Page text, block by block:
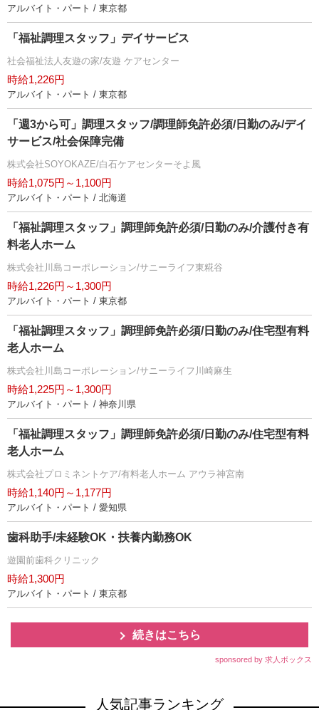
アルバイト・パート / 東京都
「福祉調理スタッフ」デイサービス
社会福祉法人友遊の家/友遊 ケアセンター
時給1,226円
アルバイト・パート / 東京都
「週3から可」調理スタッフ/調理師免許必須/日勤のみ/デイ
サービス/社会保障完備
株式会社SOYOKAZE/白石ケアセンターそよ風
時給1,075円～1,100円
アルバイト・パート / 北海道
「福祉調理スタッフ」調理師免許必須/日勤のみ/介護付き有
料老人ホーム
株式会社川島コーポレーション/サニーライフ東糀谷
時給1,226円～1,300円
アルバイト・パート / 東京都
「福祉調理スタッフ」調理師免許必須/日勤のみ/住宅型有料
老人ホーム
株式会社川島コーポレーション/サニーライフ川崎麻生
時給1,225円～1,300円
アルバイト・パート / 神奈川県
「福祉調理スタッフ」調理師免許必須/日勤のみ/住宅型有料
老人ホーム
株式会社プロミネントケア/有料老人ホーム アウラ神宮南
時給1,140円～1,177円
アルバイト・パート / 愛知県
歯科助手/未経験OK・扶養内勤務OK
遊園前歯科クリニック
時給1,300円
アルバイト・パート / 東京都
続きはこちら
sponsored by 求人ボックス
人気記事ランキング